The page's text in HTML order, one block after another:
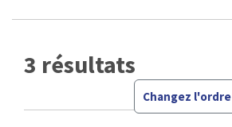
3 résultats
Changez l'ordre